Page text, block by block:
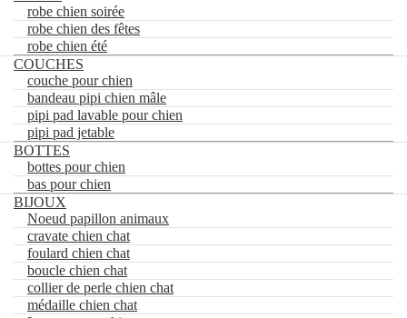
chemise pour chien
pyjama pour chien
tuxedo pour chien
tricot pour chien
coton ouaté pour chien
ensemble 4 pattes chien
ROBES
robe chien soirée
robe chien des fêtes
robe chien été
COUCHES
couche pour chien
bandeau pipi chien mâle
pipi pad lavable pour chien
pipi pad jetable
BOTTES
bottes pour chien
bas pour chien
BIJOUX
robe chien soirée
robe chien des fêtes
robe chien été
COUCHES
couche pour chien
bandeau pipi chien mâle
pipi pad lavable pour chien
pipi pad jetable
BOTTES
bottes pour chien
bas pour chien
BIJOUX
Noeud papillon animaux
cravate chien chat
foulard chien chat
boucle chien chat
collier de perle chien chat
médaille chien chat